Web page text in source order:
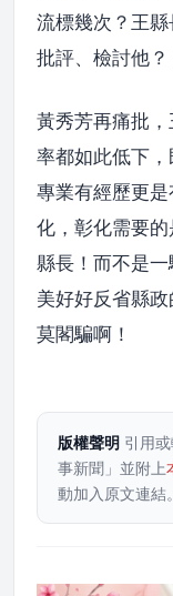
流標幾次？王
批評、檢討他？
黃秀芳再痛批
率都如此低下
專業有經歷更
化，彰化需要
縣長！而不是
美好好反省縣
莫閣騙啊！
版權聲明 引用
事新聞」並附上
動加入原文連結。